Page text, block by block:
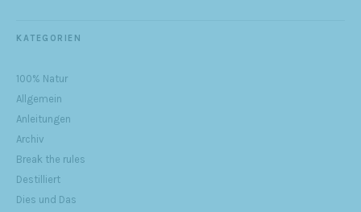
KATEGORIEN
100% Natur
Allgemein
Anleitungen
Archiv
Break the rules
Destilliert
Dies und Das